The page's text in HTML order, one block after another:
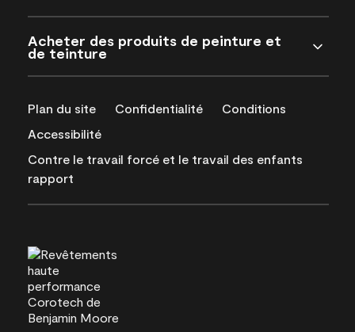
Acheter des produits de peinture et
de teinture
Plan du site Confidentialité
Conditions
Accessibilité
Contre le travail forcé et le travail des enfants
rapport